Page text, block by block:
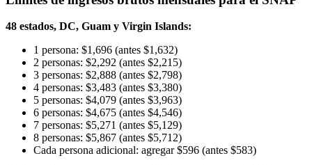
48 estados, DC, Guam y Virgin Islands:
1 persona: $1,696 (antes $1,632)
2 personas: $2,292 (antes $2,215)
3 personas: $2,888 (antes $2,798)
4 personas: $3,483 (antes $3,380)
5 personas: $4,079 (antes $3,963)
6 personas: $4,675 (antes $4,546)
7 personas: $5,271 (antes $5,129)
8 personas: $5,867 (antes $5,712)
Cada persona adicional: agregar $596 (antes $583)